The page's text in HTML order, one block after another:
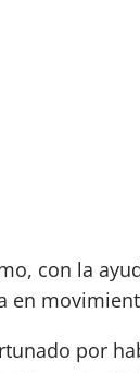
con la
en
por